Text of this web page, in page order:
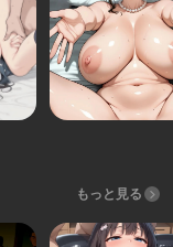
もっと見る